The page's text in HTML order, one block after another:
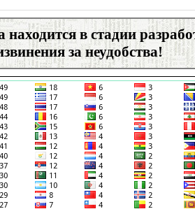
находится в стадии
за неудобства!